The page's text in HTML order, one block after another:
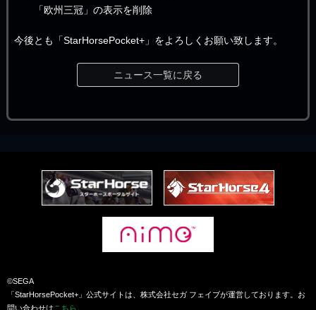
「欧州三冠」の表示を削除
今後とも「StarHorsePocket+」をよろしくお願い致します。
ニュース一覧に戻る
©SEGA
「StarHorsePocket+」公式サイトは、株式会社セガ フェイブが運営しております。お
問い合わせは こちら 。